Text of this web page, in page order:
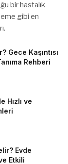
bir hastalık
gibi en
Gece Kaşıntısı
Rehberi
Hızlı ve
Evde
Etkili